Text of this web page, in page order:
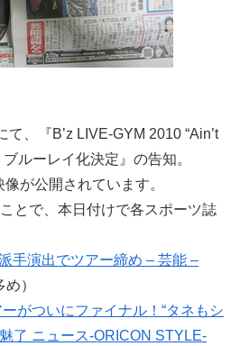
、『B’z LIVE-GYM 2010 “Ain’t
ルーレイ化決定』の告知。
が公開されています。
とで、本日付けで各スポーツ誌
手演出でツアー締め – 芸能 –
め）
がついにファイナル！“タネもシ
了 ニュース-ORICON STYLE-